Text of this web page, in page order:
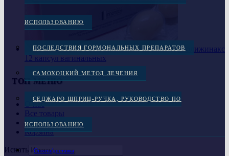
ИСПОЛЬЗОВАНИЮ
ПОСЛЕДСТВИЯ ГОРМОНАЛЬНЫХ ПРЕПАРАТОВ
САМОХОЦКИЙ МЕТОД ЛЕЧЕНИЯ
СЕДЖАРО ШПРИЦ-РУЧКА, РУКОВОДСТВО ПО
ИСПОЛЬЗОВАНИЮ
Оплата/доставка
Полижинакс
12 капсул вагинальных
ТОП МЕНЮ
О нас
Все товары
Распродажа
Корзина
Искать